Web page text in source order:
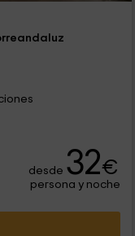
desde 32€
persona y noche